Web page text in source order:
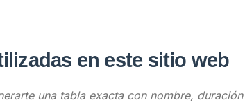
en este sitio web
una tabla exacta con nombre,